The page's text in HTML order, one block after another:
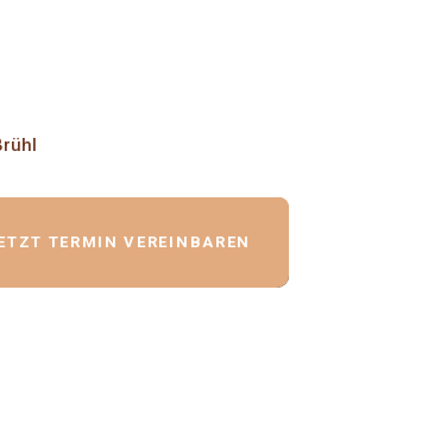
TERMIN VEREINBAREN